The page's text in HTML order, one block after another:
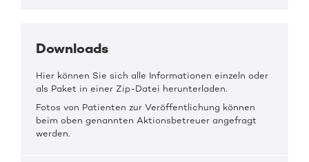
Downloads
Hier können Sie sich alle Informationen einzeln oder
als Paket in einer Zip-Datei herunterladen.
Fotos von Patienten zur Veröffentlichung können
beim oben genannten Aktionsbetreuer angefragt
werden.